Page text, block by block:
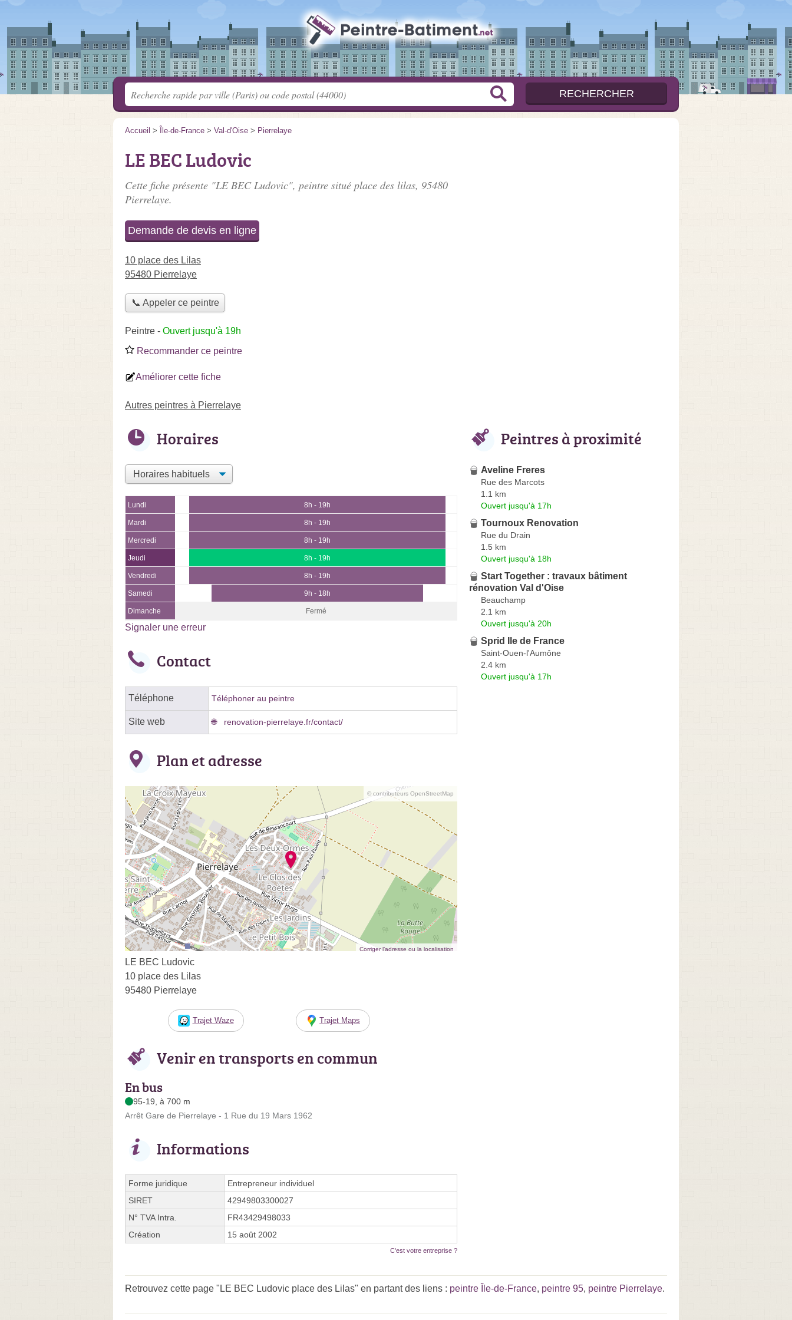
Accueil > Île-de-France > Val-d'Oise > Pierrelaye
LE BEC Ludovic
Cette fiche présente "LE BEC Ludovic", peintre situé place des lilas, 95480
Pierrelaye.
Demande de devis en ligne
10 place des Lilas
95480 Pierrelaye
📞 Appeler ce peintre
Peintre - Ouvert jusqu'à 19h
Recommander ce peintre
Améliorer cette fiche
Autres peintres à Pierrelaye
Horaires
Lundi 8h - 19h
Mardi 8h - 19h
Mercredi 8h - 19h
Jeudi 8h - 19h
Vendredi 8h - 19h
Samedi 9h - 18h
Dimanche Fermé
Signaler une erreur
Contact
Téléphone Téléphoner au peintre
Site web renovation-pierrelaye.fr/contact/
Plan et adresse
© contributeurs OpenStreetMap
Corriger l’adresse ou la localisation
LE BEC Ludovic
10 place des Lilas
95480 Pierrelaye
Trajet Waze Trajet Maps
Venir en transports en commun
En bus
95-19, à 700 m
Arrêt Gare de Pierrelaye - 1 Rue du 19 Mars 1962
Informations
Forme juridique
Entrepreneur individuel
SIRET
42949803300027
N° TVA Intra.
FR43429498033
Création
15 août 2002
C'est votre entreprise ?
Peintres à proximité
Aveline Freres
Rue des Marcots
1.1 km
Ouvert jusqu'à 17h
Tournoux Renovation
Rue du Drain
1.5 km
Ouvert jusqu'à 18h
Start Together : travaux bâtiment
rénovation Val d'Oise
Beauchamp
2.1 km
Ouvert jusqu'à 20h
Sprid Ile de France
Saint-Ouen-l'Aumône
2.4 km
Ouvert jusqu'à 17h
Retrouvez cette page "LE BEC Ludovic place des Lilas" en partant des liens : peintre Île-de-France, peintre 95, peintre Pierrelaye.